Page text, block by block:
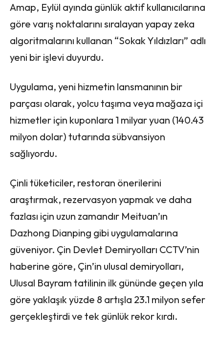
Amap, Eylül ayında günlük aktif kullanıcılarına
göre varış noktalarını sıralayan yapay zeka
algoritmalarını kullanan “Sokak Yıldızları” adlı
yeni bir işlevi duyurdu.
Uygulama, yeni hizmetin lansmanının bir
parçası olarak, yolcu taşıma veya mağaza içi
hizmetler için kuponlara 1 milyar yuan (140.43
milyon dolar) tutarında sübvansiyon
sağlıyordu.
Çinli tüketiciler, restoran önerilerini
araştırmak, rezervasyon yapmak ve daha
fazlası için uzun zamandır Meituan’ın
Dazhong Dianping gibi uygulamalarına
güveniyor. Çin Devlet Demiryolları CCTV’nin
haberine göre, Çin’in ulusal demiryolları,
Ulusal Bayram tatilinin ilk gününde geçen yıla
göre yaklaşık yüzde 8 artışla 23.1 milyon sefer
gerçekleştirdi ve tek günlük rekor kırdı.